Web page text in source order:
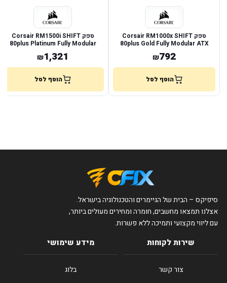
ספק Corsair RM1000x SHIFT
80plus Gold Fully Modular ATX
ATX3.1
₪792
הוסף לסל
ספק Corsair RM1500i SHIFT
80plus Platinum Fully Modular
ATX3.1
₪1,321
הוסף לסל
סיפיקס – הבית של הגיימרים והטכנולוגיה בישראל.
אצלנו תמצאו מחשבים, חומרה ומחירים מעולים ביותר,
עם ליווי מקצועי ותמיכה ללא פשרות.
שירות לקוחות
צור קשר
מידע שימושי
בלוג